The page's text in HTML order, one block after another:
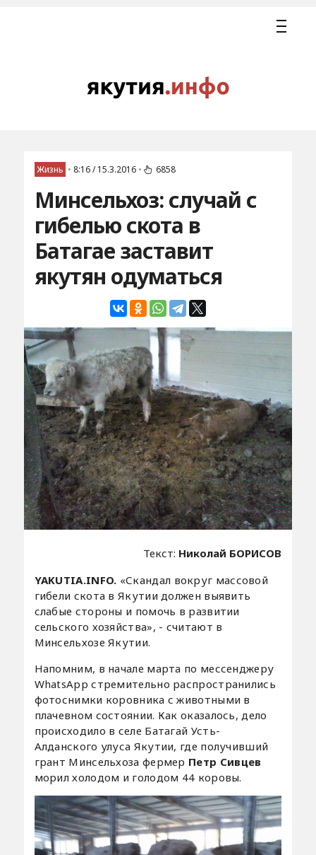
Жизнь • 8:16 / 15.3.2016 • 6858
Минсельхоз: случай с
гибелью скота в
Батагае заставит
якутян одуматься
Текст: Николай БОРИСОВ
YAKUTIA.INFO. «Скандал вокруг массовой
гибели скота в Якутии должен выявить
слабые стороны и помочь в развитии
сельского хозяйства», - считают в
Минсельхозе Якутии.
Напомним, в начале марта по мессенджеру
WhatsАpp стремительно распространились
фотоснимки коровника с животными в
плачевном состоянии. Как оказалось, дело
происходило в селе Батагай Усть-
Алданского улуса Якутии, где получивший
грант Минсельхоза фермер Петр Сивцев
морил холодом и голодом 44 коровы.